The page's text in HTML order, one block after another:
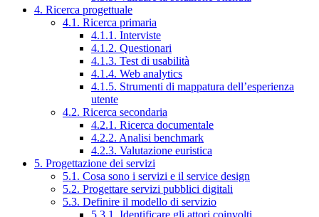
4. Ricerca progettuale
4.1. Ricerca primaria
4.1.1. Interviste
4.1.2. Questionari
4.1.3. Test di usabilità
4.1.4. Web analytics
4.1.5. Strumenti di mappatura dell’esperienza
utente
4.2. Ricerca secondaria
4.2.1. Ricerca documentale
4.2.2. Analisi benchmark
4.2.3. Valutazione euristica
5. Progettazione dei servizi
5.1. Cosa sono i servizi e il service design
5.2. Progettare servizi pubblici digitali
5.3. Definire il modello di servizio
5.3.1. Identificare gli attori coinvolti